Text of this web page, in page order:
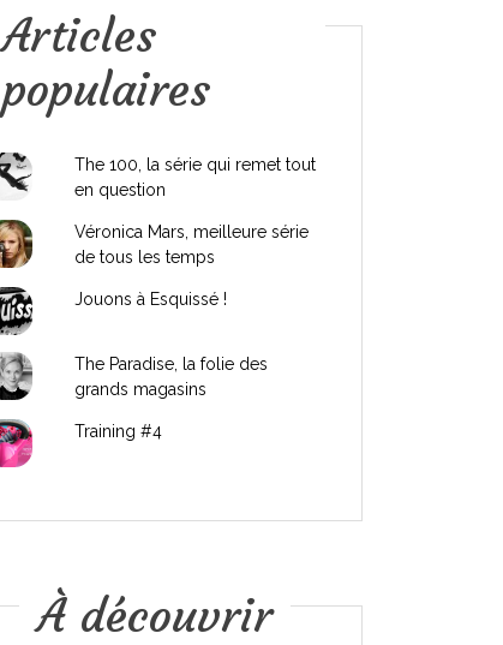
Articles
populaires
The 100, la série qui remet tout
en question
Véronica Mars, meilleure série
de tous les temps
Jouons à Esquissé !
The Paradise, la folie des
grands magasins
Training #4
À découvrir